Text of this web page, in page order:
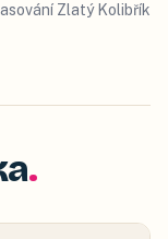
Zlatý Kolibřík